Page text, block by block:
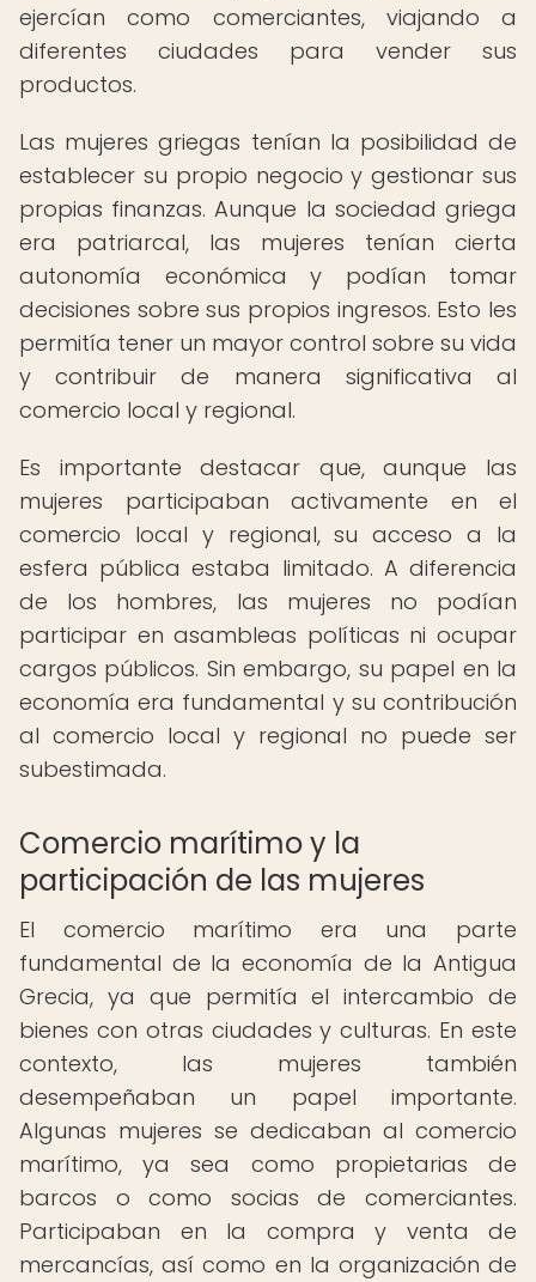
ejercían como comerciantes, viajando a
diferentes ciudades para vender sus
productos.
Las mujeres griegas tenían la posibilidad de
establecer su propio negocio y gestionar sus
propias finanzas. Aunque la sociedad griega
era patriarcal, las mujeres tenían cierta
autonomía económica y podían tomar
decisiones sobre sus propios ingresos. Esto les
permitía tener un mayor control sobre su vida
y contribuir de manera significativa al
comercio local y regional.
Es importante destacar que, aunque las
mujeres participaban activamente en el
comercio local y regional, su acceso a la
esfera pública estaba limitado. A diferencia
de los hombres, las mujeres no podían
participar en asambleas políticas ni ocupar
cargos públicos. Sin embargo, su papel en la
economía era fundamental y su contribución
al comercio local y regional no puede ser
subestimada.
Comercio marítimo y la
participación de las mujeres
El comercio marítimo era una parte
fundamental de la economía de la Antigua
Grecia, ya que permitía el intercambio de
bienes con otras ciudades y culturas. En este
contexto, las mujeres también
desempeñaban un papel importante.
Algunas mujeres se dedicaban al comercio
marítimo, ya sea como propietarias de
barcos o como socias de comerciantes.
Participaban en la compra y venta de
mercancías, así como en la organización de